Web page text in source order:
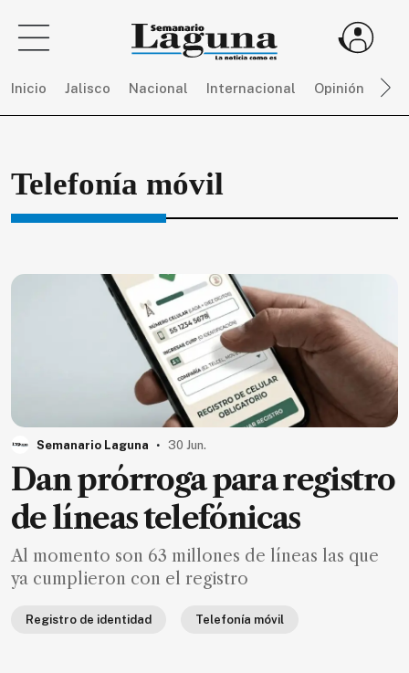
Inicio Jalisco Nacional Internacional Opinión
toda
la
actualidad
únete
Suscríbete ahora
NOTICIAS
Telefonía móvil
Semanario Laguna . 30 Jun.
Dan prórroga para registro
de líneas telefónicas
Al momento son 63 millones de líneas las que
ya cumplieron con el registro
Registro de identidad Telefonía móvil